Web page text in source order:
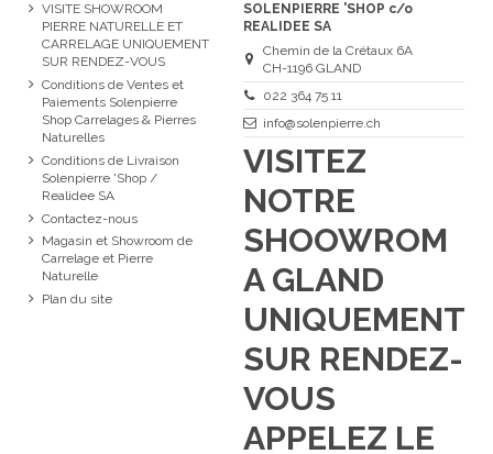
VISITE SHOWROOM
PIERRE NATURELLE ET
CARRELAGE UNIQUEMENT
SUR RENDEZ-VOUS
Conditions de Ventes et
Paiements Solenpierre
Shop Carrelages & Pierres
Naturelles
Conditions de Livraison
Solenpierre 'Shop /
Realidee SA
Contactez-nous
Magasin et Showroom de
Carrelage et Pierre
Naturelle
Plan du site
SOLENPIERRE 'SHOP c/o
REALIDEE SA
Chemin de la Crétaux 6A
CH-1196 GLAND
022 364 75 11
info@solenpierre.ch
VISITEZ
NOTRE
SHOOWROM
A GLAND
UNIQUEMENT
SUR RENDEZ-
VOUS
APPELEZ LE